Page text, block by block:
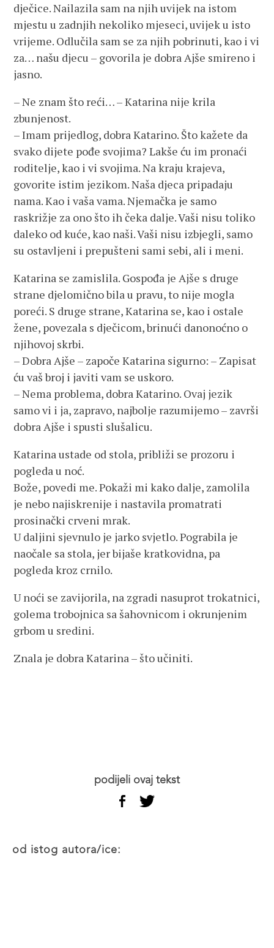
dječice. Nailazila sam na njih uvijek na istom
mjestu u zadnjih nekoliko mjeseci, uvijek u isto
vrijeme. Odlučila sam se za njih pobrinuti, kao i vi
za… našu djecu – govorila je dobra Ajše smireno i
jasno.
– Ne znam što reći… – Katarina nije krila
zbunjenost.
– Imam prijedlog, dobra Katarino. Što kažete da
svako dijete pođe svojima? Lakše ću im pronaći
roditelje, kao i vi svojima. Na kraju krajeva,
govorite istim jezikom. Naša djeca pripadaju
nama. Kao i vaša vama. Njemačka je samo
raskrižje za ono što ih čeka dalje. Vaši nisu toliko
daleko od kuće, kao naši. Vaši nisu izbjegli, samo
su ostavljeni i prepušteni sami sebi, ali i meni.
Katarina se zamislila. Gospođa je Ajše s druge
strane djelomično bila u pravu, to nije mogla
poreći. S druge strane, Katarina se, kao i ostale
žene, povezala s dječicom, brinući danonoćno o
njihovoj skrbi.
– Dobra Ajše – započe Katarina sigurno: – Zapisat
ću vaš broj i javiti vam se uskoro.
– Nema problema, dobra Katarino. Ovaj jezik
samo vi i ja, zapravo, najbolje razumijemo – završi
dobra Ajše i spusti slušalicu.
Katarina ustade od stola, približi se prozoru i
pogleda u noć.
Bože, povedi me. Pokaži mi kako dalje, zamolila
je nebo najiskrenije i nastavila promatrati
prosinački crveni mrak.
U daljini sjevnulo je jarko svjetlo. Pograbila je
naočale sa stola, jer bijaše kratkovidna, pa
pogleda kroz crnilo.
U noći se zavijorila, na zgradi nasuprot trokatnici,
golema trobojnica sa šahovnicom i okrunjenim
grbom u sredini.
Znala je dobra Katarina – što učiniti.
podijeli ovaj tekst
od istog autora/ice: